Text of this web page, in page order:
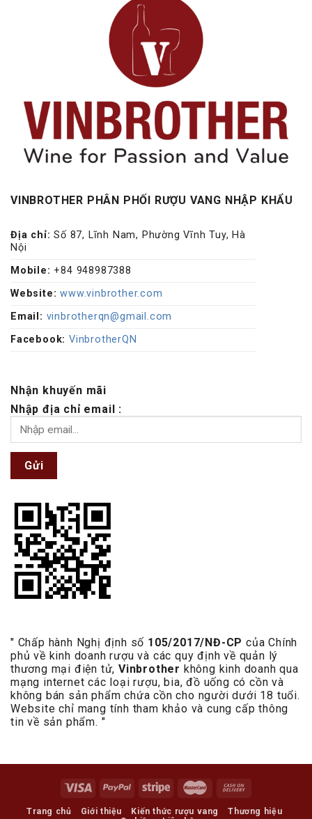
VINBROTHER PHÂN PHỐI RƯỢU VANG NHẬP KHẨU
Địa chỉ: Số 87, Lĩnh Nam, Phường Vĩnh Tuy, Hà
Nội
Mobile: +84 948987388
Website: www.vinbrother.com
Email: vinbrotherqn@gmail.com
Facebook: VinbrotherQN
Nhận khuyến mãi
Nhập địa chỉ email :
Gửi
" Chấp hành Nghị định số 105/2017/NĐ-CP của Chính
phủ về kinh doanh rượu và các quy định về quản lý
thương mại điện tử,Vinbrother không kinh doanh qua
mạng internet các loại rượu, bia, đồ uống có cồn và
không bán sản phẩm chứa cồn cho người dưới 18 tuổi.
Website chỉ mang tính tham khảo và cung cấp thông
tin về sản phẩm. "
Trang chủ Giới thiệu Kiến thức rượu vang
Thương hiệu